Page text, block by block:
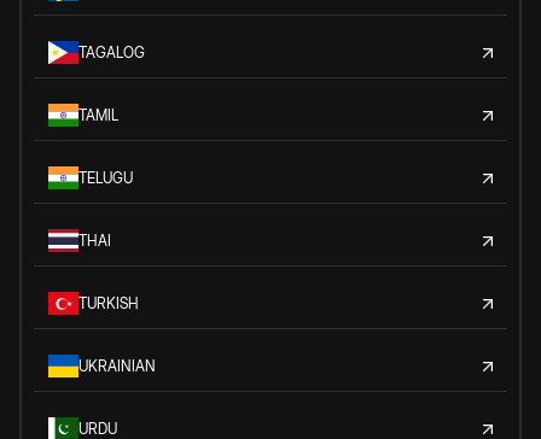
TAGALOG
TAMIL
TELUGU
THAI
TURKISH
UKRAINIAN
URDU